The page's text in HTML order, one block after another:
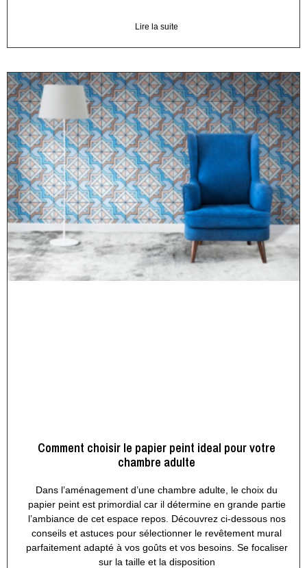
Lire la suite
Comment choisir le papier peint ideal pour votre
chambre adulte
Dans l’aménagement d’une chambre adulte, le choix du
papier peint est primordial car il détermine en grande partie
l’ambiance de cet espace repos. Découvrez ci-dessous nos
conseils et astuces pour sélectionner le revêtement mural
parfaitement adapté à vos goûts et vos besoins. Se focaliser
sur la taille et la disposition